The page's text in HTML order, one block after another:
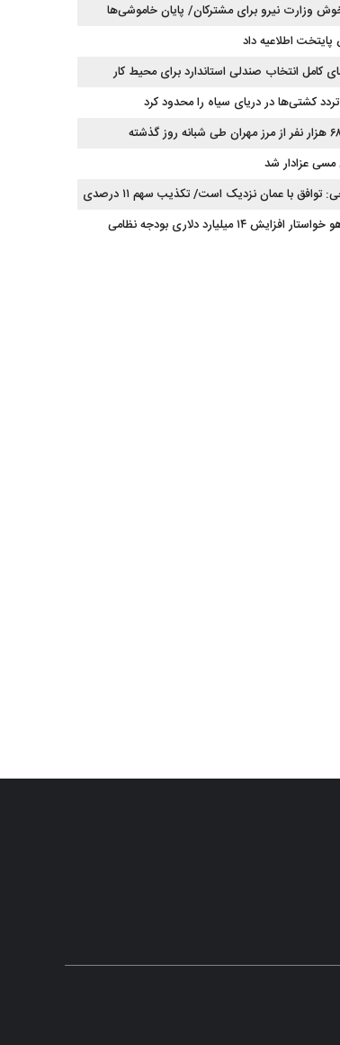
چقدر است؟
وزارت نیرو برای مشترکان/ پایان خاموشی‌ها
است؟ اطلاعیه داد
کامل انتخاب صندلی استاندارد برای محیط کار
تردد کشتی‌ها در دریای سیاه را محدود کرد
مسی عزادار شد
عراقچی: توافق با عمان نزدیک است/ تکذیب سهم ۱۱ درصدی
خزر
نتانیاهو خواستار افزایش ۱۴ میلیارد دلاری بودجه نظامی